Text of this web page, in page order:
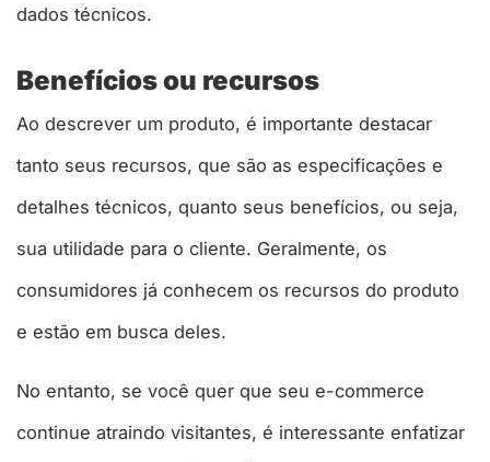
dados técnicos.
Benefícios ou recursos
Ao descrever um produto, é importante destacar
tanto seus recursos, que são as especificações e
detalhes técnicos, quanto seus benefícios, ou seja,
sua utilidade para o cliente. Geralmente, os
consumidores já conhecem os recursos do produto
e estão em busca deles.
No entanto, se você quer que seu e-commerce
continue atraindo visitantes, é interessante enfatizar